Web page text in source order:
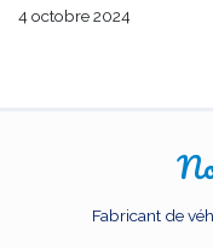
4 octobre 2024
Fabricant de